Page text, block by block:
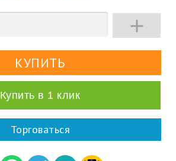

Купить в 1 клик
Торговаться